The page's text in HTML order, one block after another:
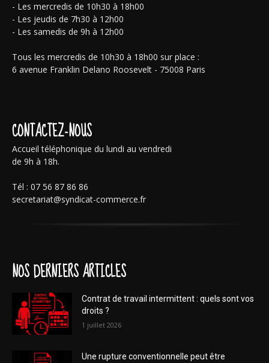
- Les mercredis de 10h30 à 18h00
- Les jeudis de 7h30 à 12h00
- Les samedis de 9h à 12h00
Tous les mercredis de 10h30 à 18h00 sur place :
6 avenue Franklin Delano Roosevelt - 75008 Paris
CONTACTEZ-NOUS
Accueil téléphonique du lundi au vendredi
de 9h à 18h.
Tél : 07 56 87 86 86
secretariat@syndicat-commerce.fr
NOS DERNIERS ARTICLES
Contrat de travail intermittent : quels sont vos
droits ?
1 juillet 2026
Une rupture conventionnelle peut être